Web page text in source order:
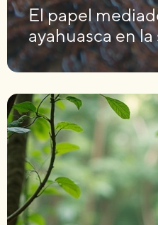
El papel
ayahuasca en